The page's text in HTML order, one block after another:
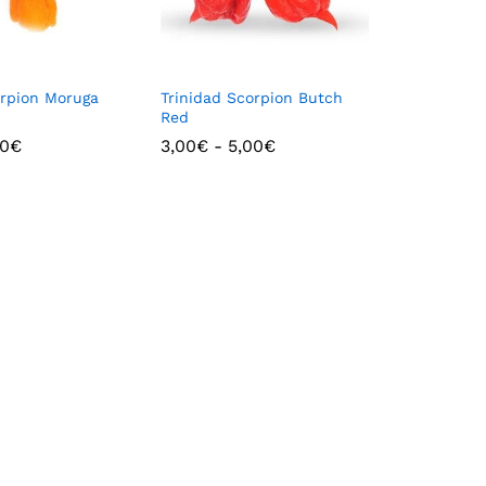
Moruga
€
Trinidad Scorpion Butch
Red
3,00€ - 5,00€